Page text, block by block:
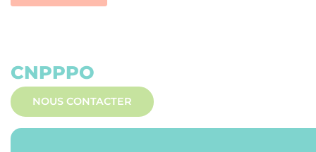
CNPPPO
NOUS CONTACTER